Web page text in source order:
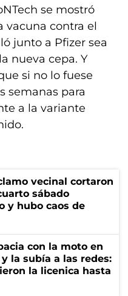
se mostró
vacuna contra el
junto a Pfizer sea
nueva cepa. Y
si no lo fuese
semanas para
a la variante
vecinal cortaron
sábado
y hubo caos de
con la moto en
la subía a las redes:
la licenica hasta